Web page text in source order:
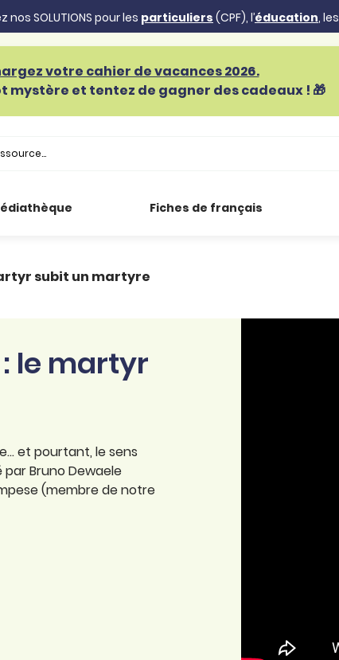
nos SOLUTIONS pour les particuliers (CPF), l’éducation, les
votre cahier de vacances 2026.
mystère et tentez de gagner des cadeaux ! 🎁
Fiches de français
subit un martyre
le martyr
et pourtant, le sens
Bruno Dewaele
(membre de notre